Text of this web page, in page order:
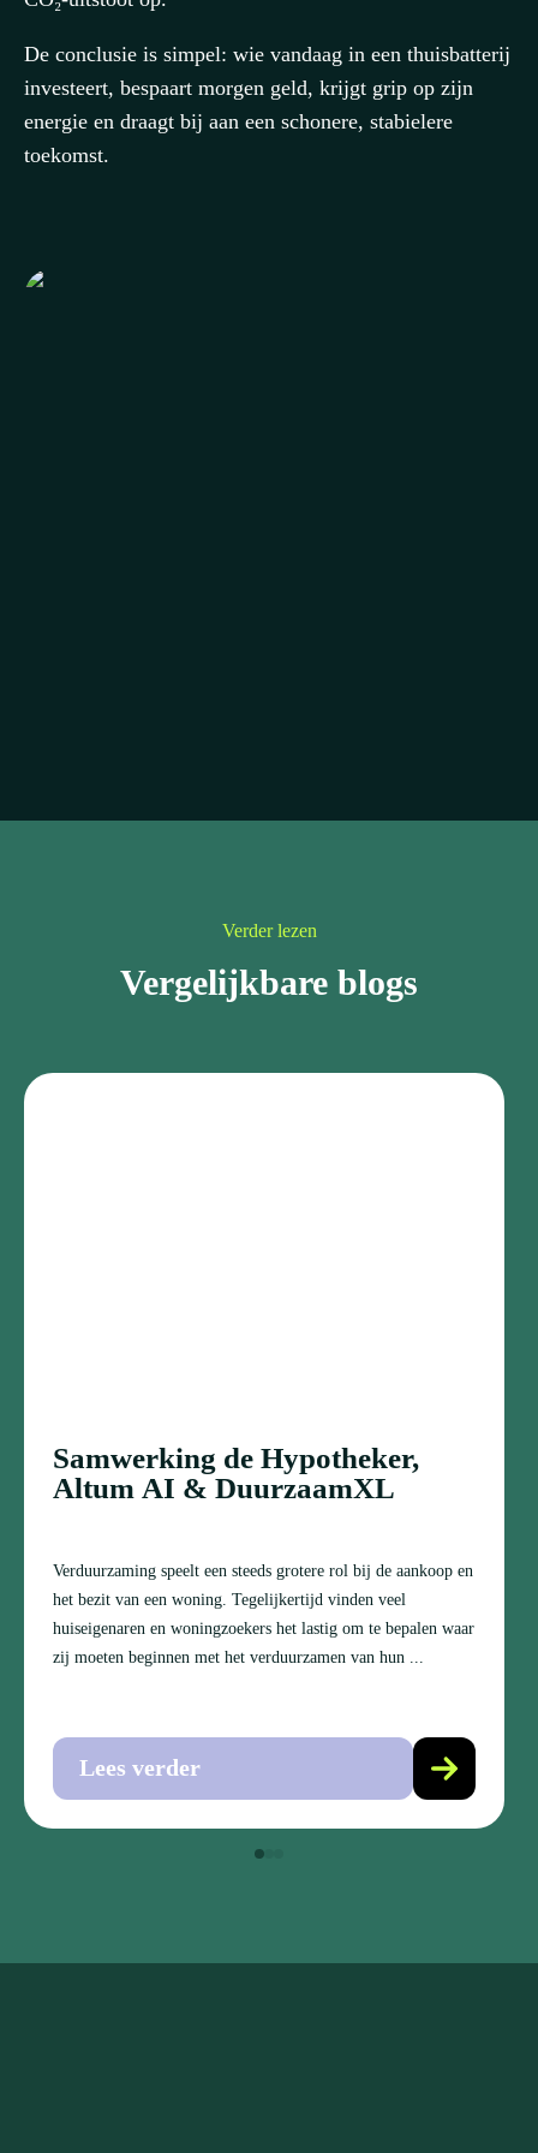
De conclusie is simpel: wie vandaag in een thuisbatterij
investeert, bespaart morgen geld, krijgt grip op zijn
energie en draagt bij aan een schonere, stabielere
toekomst.
Verder lezen
Vergelijkbare blogs
Samwerking de Hypotheker,
Altum AI & DuurzaamXL
Verduurzaming speelt een steeds grotere rol bij de aankoop en
het bezit van een woning. Tegelijkertijd vinden veel
huiseigenaren en woningzoekers het lastig om te bepalen waar
zij moeten beginnen met het verduurzamen van hun ...
Lees verder